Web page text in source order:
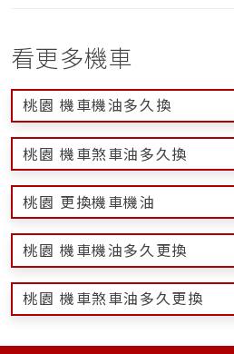
看更多機車
桃園 機車機油多久換
桃園 機車煞車油多久換
桃園 更換機車機油
桃園 機車機油多久更換
桃園 機車煞車油多久更換